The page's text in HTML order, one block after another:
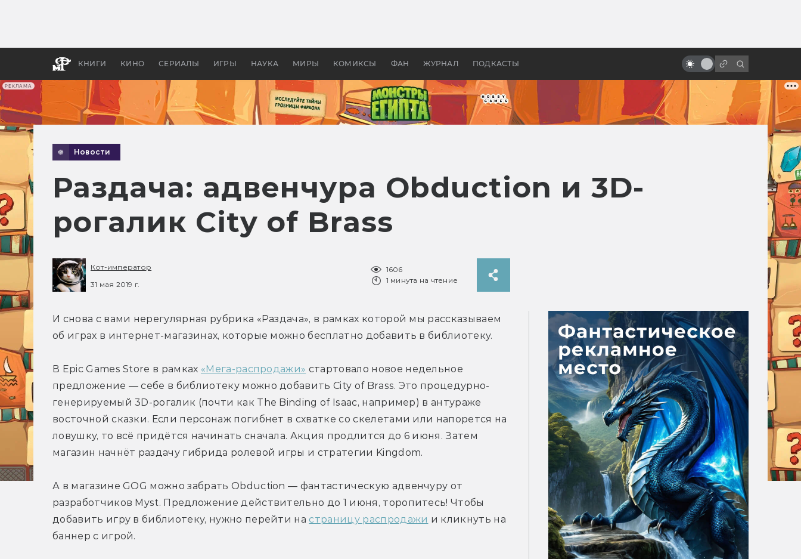
РЕКЛАМА
КНИГИ КИНО СЕРИАЛЫ ИГРЫ НАУКА МИРЫ КОМИКСЫ ФАН ЖУРНАЛ ПОДКАСТЫ
апокалипсис, в России —
бы «Властелина колец»
комедиях
Новости
Раздача: адвенчура Obduction и 3D-
рогалик City of Brass
Кот-император
31 мая 2019 г.
1606
1 минута на чтение
И снова с вами нерегулярная рубрика «Раздача», в рамках которой мы рассказываем
об играх в интернет-магазинах, которые можно бесплатно добавить в библиотеку.
В Epic Games Store в рамках «Мега-распродажи» стартовало новое недельное
предложение — себе в библиотеку можно добавить City of Brass. Это процедурно-
генерируемый 3D-рогалик (почти как The Binding of Isaac, например) в антураже
восточной сказки. Если персонаж погибнет в схватке со скелетами или напорется на
ловушку, то всё придётся начинать сначала. Акция продлится до 6 июня. Затем
магазин начнёт раздачу гибрида ролевой игры и стратегии Kingdom.
А в магазине GOG можно забрать Obduction — фантастическую адвенчуру от
разработчиков Myst. Предложение действительно до 1 июня, торопитесь! Чтобы
добавить игру в библиотеку, нужно перейти на страницу распродажи и кликнуть на
баннер с игрой.